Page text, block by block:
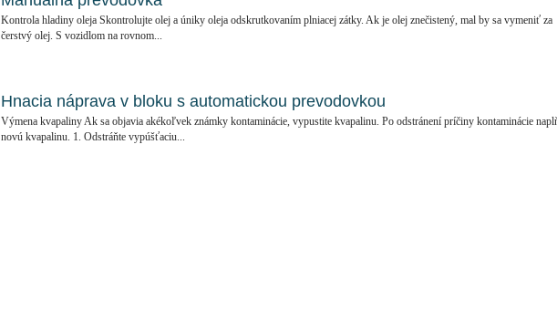
Kontrola hladiny oleja Skontrolujte olej a úniky oleja odskrutkovaním plniacej zátky. Ak je olej znečistený, mal by sa vymeniť za
čerstvý olej. S vozidlom na rovnom...
Hnacia náprava v bloku s automatickou prevodovkou
Výmena kvapaliny Ak sa objavia akékoľvek známky kontaminácie, vypustite kvapalinu. Po odstránení príčiny kontaminácie
novú kvapalinu. 1. Odstráňte vypúšťaciu...